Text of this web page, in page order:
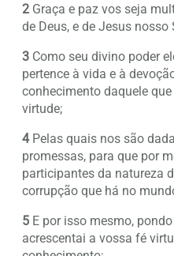
2 Graça e paz vos seja
de Deus, e de Jesus nosso
3 Como seu divino poder
pertence à vida e à
conhecimento daquele
virtude;
4Pelas quais nos são
promessas, para que por
participantes da natureza
corrupção que há no
5 E por isso mesmo,
acrescentai a vossa fé